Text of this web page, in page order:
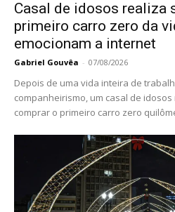
Casal de idosos realiza
primeiro carro zero da
emocionam a internet
Gabriel Gouvêa - 07/08/2026
Depois de uma vida inteira de
companheirismo, um casal de
comprar o primeiro carro zero